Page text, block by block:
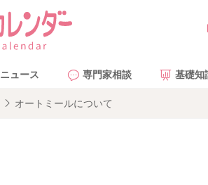
ニュース 専門家相談 基礎知
オートミールについて